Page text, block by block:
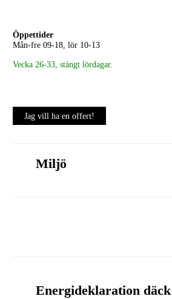
Miljö
Energideklaration däck
Öppettider
Mån-fre 09-18, lör 10-13
Vecka 26-33, stängt lördagar.
Jag vill ha en offert!